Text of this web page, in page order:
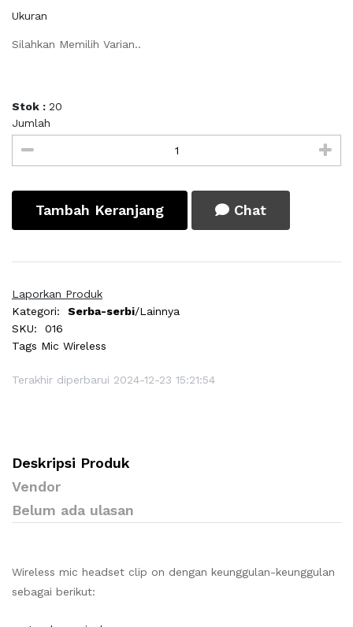
Ukuran
Silahkan Memilih Varian..
Stok : 20
Jumlah
Tambah Keranjang Chat
Laporkan Produk
Kategori:
Serba-serbi/Lainnya
SKU:
016
Tags Mic Wireless
Terakhir diperbarui 2024-12-23 15:21:54
Deskripsi Produk
Vendor
Belum ada ulasan
Wireless mic headset clip on dengan keunggulan-keunggulan
sebagai berikut: